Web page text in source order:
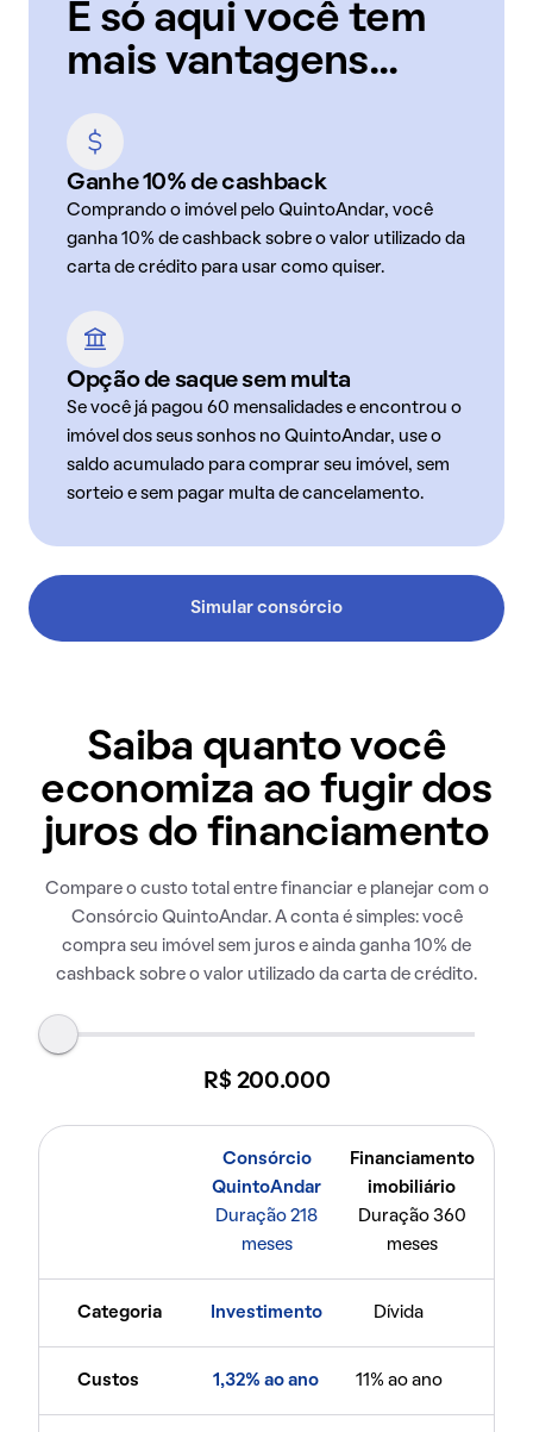
E só aqui você tem
mais vantagens...
Ganhe 10% de cashback
Comprando o imóvel pelo QuintoAndar, você
ganha 10% de cashback sobre o valor utilizado da
carta de crédito para usar como quiser.
Opção de saque sem multa
Se você já pagou 60 mensalidades e encontrou o
imóvel dos seus sonhos no QuintoAndar, use o
saldo acumulado para comprar seu imóvel, sem
sorteio e sem pagar multa de cancelamento.
Simular consórcio
Saiba quanto você
economiza ao fugir dos
juros do financiamento
Compare o custo total entre financiar e planejar com o
Consórcio QuintoAndar. A conta é simples: você
compra seu imóvel sem juros e ainda ganha 10% de
cashback sobre o valor utilizado da carta de crédito.
R$ 200.000
Consórcio
QuintoAndar
Duração 218
meses
Financiamento
imobiliário
Duração 360
meses
Categoria Investimento Dívida
Custos 1,32% ao ano 11% ao ano